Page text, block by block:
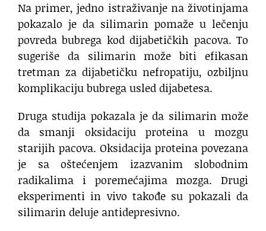
Na primer, jedno istraživanje na životinjama
pokazalo je da silimarin pomaže u lečenju
povreda bubrega kod dijabetičkih pacova. To
sugeriše da silimarin može biti efikasan
tretman za dijabetičku nefropatiju, ozbiljnu
komplikaciju bubrega usled dijabetesa.
Druga studija pokazala je da silimarin može
da smanji oksidaciju proteina u mozgu
starijih pacova. Oksidacija proteina povezana
je sa oštećenjem izazvanim slobodnim
radikalima i poremećajima mozga. Drugi
eksperimenti in vivo takođe su pokazali da
silimarin deluje antidepresivno.